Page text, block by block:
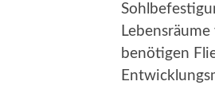
benötigen